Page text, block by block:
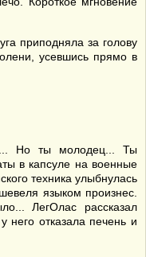
приподняла за голову
усевшись прямо в
Но ты молодец... Ты
в капсуле на военные
техника улыбнулась
языком произнес.
ЛегОлас рассказал
него отказала печень и